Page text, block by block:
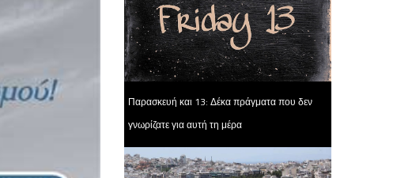
Παρασκευή και 13: Δέκα πράγματα που δεν
γνωρίζατε για αυτή τη μέρα